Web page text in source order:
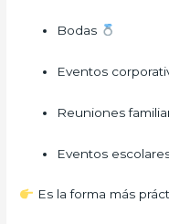
Bodas
Eventos
Reuniones
Eventos
Es la forma más